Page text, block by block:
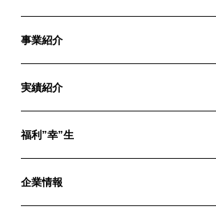
事業紹介
実績紹介
福利”幸”生
企業情報